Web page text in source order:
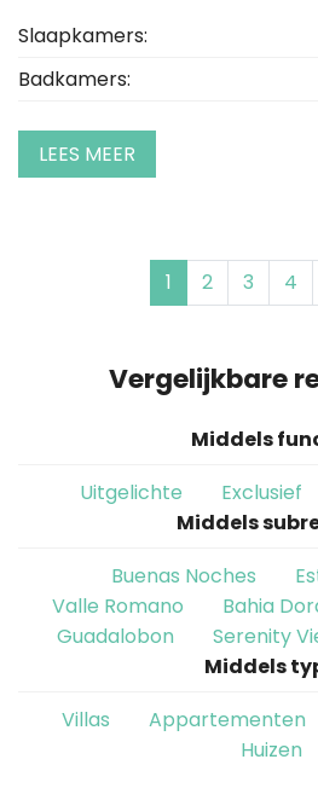
Slaapkamers:
Badkamers:
LEES MEER
1 2 3 4
Vergelijkbare
Middels
Uitgelichte
Exclusief
Middels
Buenas Noches
Valle Romano
Bahia
Guadalobon
Serenity
Middels
Villas
Appartementen
Huizen